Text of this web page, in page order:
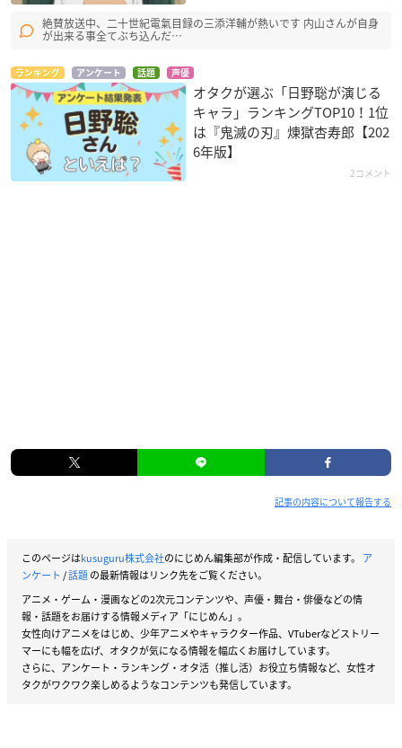
絶賛放送中、二十世紀電氣目録の三添洋輔が熱いです 内山さんが自身
が出来る事全てぶち込んだ…
ランキング アンケート 話題 声優
オタクが選ぶ「日野聡が演じる
キャラ」ランキングTOP10！1位
は『鬼滅の刃』煉󠄁獄杏寿郎【202
6年版】
2コメント
記事の内容について報告する
このページはkusuguru株式会社のにじめん編集部が作成・配信しています。 ア
ンケート /話題の最新情報はリンク先をご覧ください。
アニメ・ゲーム・漫画などの2次元コンテンツや、声優・舞台・俳優などの情
報・話題をお届けする情報メディア「にじめん」。
女性向けアニメをはじめ、少年アニメやキャラクター作品、VTuberなどストリー
マーにも幅を広げ、オタクが気になる情報を幅広くお届けしています。
さらに、アンケート・ランキング・オタ活（推し活）お役立ち情報など、女性オ
タクがワクワク楽しめるようなコンテンツも発信しています。